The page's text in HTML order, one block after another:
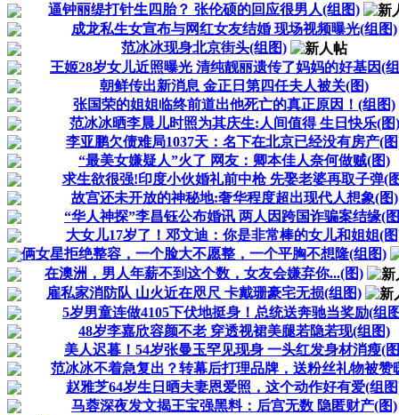
逼钟丽缇打针生四胎？ 张伦硕的回应很男人(组图)
成龙私生女宣布与网红女友结婚 现场视频曝光(组图)
范冰冰现身北京街头(组图)
王姬28岁女儿近照曝光 清纯靓丽遗传了妈妈的好基因(
朝鲜传出新消息 金正日第四任夫人被关(图)
张国荣的姐姐临终前道出他死亡的真正原因！(组图)
范冰冰晒李晨儿时照为其庆生:人间值得 生日快乐(图)
李亚鹏欠债难局1037天：名下在北京已经没有房产(
“最美女嫌疑人”火了 网友：卿本佳人奈何做贼(图)
求生欲很强!印度小伙婚礼前中枪 先娶老婆再取子弹(
故宫还未开放的神秘地:奢华程度超出现代人想象(图)
“华人神探”李昌钰公布婚讯 两人因跨国诈骗案结缘(
大女儿17岁了！邓文迪：你是非常棒的女儿和姐姐(
俩女星拒绝整容，一个脸大不愿整，一个平胸不想隆(组图)
在澳洲，男人年薪不到这个数，女友会嫌弃你...(图)
雇私家消防队 山火近在咫尺 卡戴珊豪宅无损(组图)
5岁男童连做4105下伏地挺身！总统送奔驰当奖励(组
48岁李嘉欣容颜不老 穿透视裙美腿若隐若现(组图)
美人迟暮！54岁张曼玉罕见现身 一头红发身材消瘦(
范冰冰不着急复出？转幕后打理品牌，送粉丝礼物被赞
赵雅芝64岁生日晒夫妻恩爱照，这个动作好有爱(组
马蓉深夜发文揭王宝强黑料：后宫无数 隐匿财产(图)